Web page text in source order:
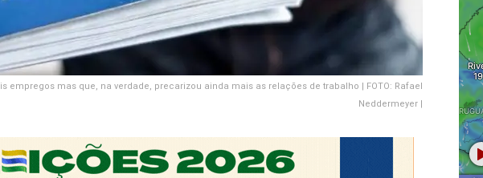
empregos mas que, na verdade, precarizou ainda mais as relações de trabalho | FOTO: Rafael
Neddermeyer |